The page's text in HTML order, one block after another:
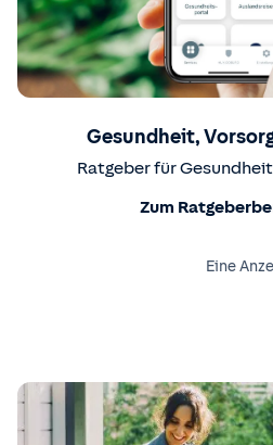
Gesundheit,
Ratgeber für
Zum
Eine